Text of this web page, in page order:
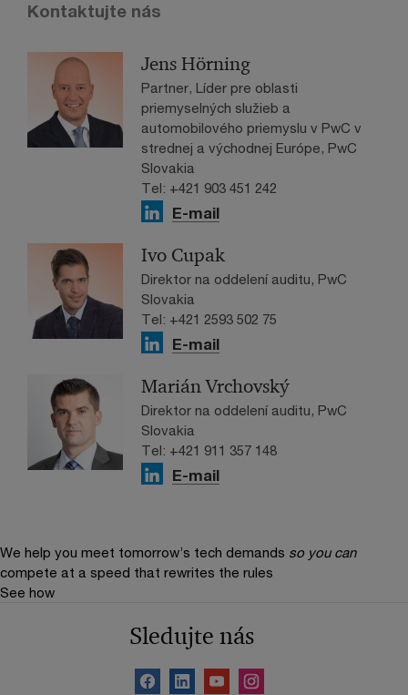
Kontaktujte nás
Jens Hörning
Partner, Líder pre oblasti
priemyselných služieb a
automobilového priemyslu v PwC v
strednej a východnej Európe, PwC
Slovakia
Tel: +421 903 451 242
E-mail
Ivo Cupak
Direktor na oddelení auditu, PwC
Slovakia
Tel: +421 2593 502 75
E-mail
Marián Vrchovský
Direktor na oddelení auditu, PwC
Slovakia
Tel: +421 911 357 148
E-mail
We help you meet tomorrow’s tech demands so you can
compete at a speed that rewrites the rules
See how
Sledujte nás